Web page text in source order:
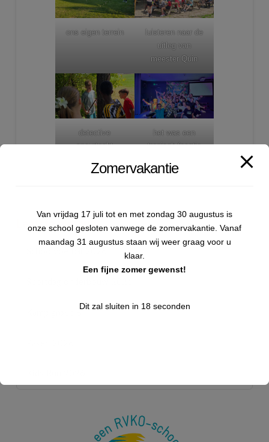
ons eigen terrein
luisteren naar de
uitleg van
meester Quin
detective
speurtocht
het was een
tropisch feestje
Laatste nieuws
Zomervakantie
Van vrijdag 17 juli tot en met zondag 30 augustus is
onze school gesloten vanwege de zomervakantie. Vanaf
maandag 31 augustus staan wij weer graag voor u
klaar.
Een fijne zomer gewenst!
Dit zal sluiten in 17seconden